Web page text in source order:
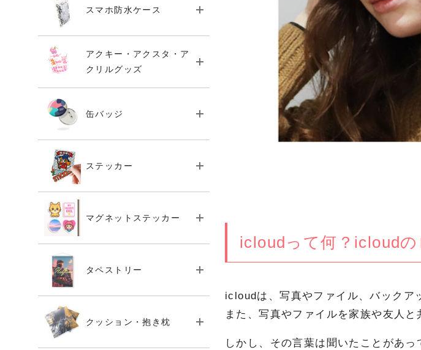
icloudって何？icloudの
icloudは、写真やファイル、バックア
また、写真やファイルを家族や友人と
しかし、その言葉は聞いたことがあ
スマホ防水ケース
アクキー・アクスタ・ア
クリルグッズ
缶バッジ
ステッカー
マグネットステッカー
タペストリー
クッション・抱き枕